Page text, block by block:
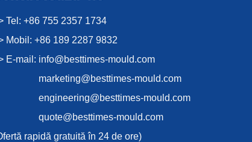
Tel: +86 755 2357 1734
Mobil: +86 189 2287 9832
E-mail: info@besttimes-mould.com
marketing@besttimes-mould.com
engineering@besttimes-mould.com
quote@besttimes-mould.com
rapidă gratuită în 24 de ore)